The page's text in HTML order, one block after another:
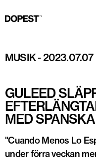
MUSIK-2023.07.07
GULEED
MED
"Cuando Menos Lo
under förra veckan